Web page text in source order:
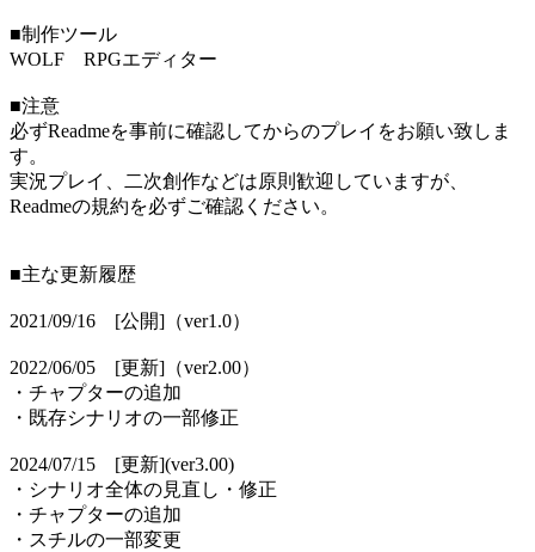
■制作ツール
WOLF RPGエディター
■注意
必ずReadmeを事前に確認してからのプレイをお願い致しま
す。
実況プレイ、二次創作などは原則歓迎していますが、
Readmeの規約を必ずご確認ください。
■主な更新履歴
2021/09/16 [公開]（ver1.0）
2022/06/05 [更新]（ver2.00）
・チャプターの追加
・既存シナリオの一部修正
2024/07/15 [更新](ver3.00)
・シナリオ全体の見直し・修正
・チャプターの追加
・スチルの一部変更